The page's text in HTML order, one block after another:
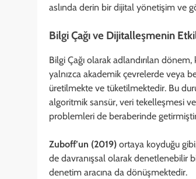
aslında derin bir dijital yönetişim ve
Bilgi Çağı ve Dijitalleşmenin
Bilgi Çağı olarak adlandırılan
yalnızca akademik çevrelerde veya
üretilmekte ve tüketilmektedir. Bu
algoritmik sansür, veri tekelleşmesi
problemleri de beraberinde
Zuboff’un (2019) ortaya koyduğu
de davranışsal olarak denetlenebilir
denetim aracına da dönüşmektedir.